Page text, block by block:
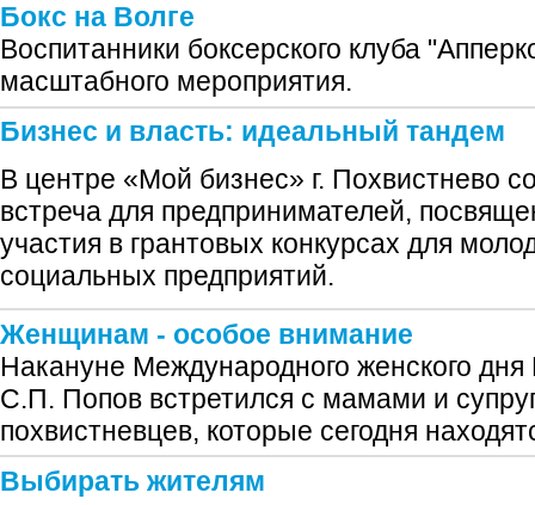
Бокс на Волге
Воспитанники боксерского клуба
масштабного мероприятия.
Бизнес и власть: идеальный тандем
В центре «Мой бизнес» г. Похвистнево
встреча для предпринимателей,
участия в грантовых конкурсах для
социальных предприятий.
Женщинам - особое внимание
Накануне Международного женского дня
С.П. Попов встретился с мамами и
похвистневцев, которые сегодня
Выбирать жителям